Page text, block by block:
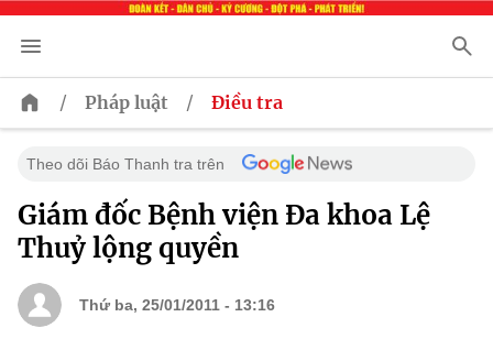
/ Pháp luật / Điều tra
Theo dõi Báo Thanh tra trên
Giám đốc Bệnh viện Đa khoa Lệ
Thuỷ lộng quyền
Thứ ba, 25/01/2011 - 13:16